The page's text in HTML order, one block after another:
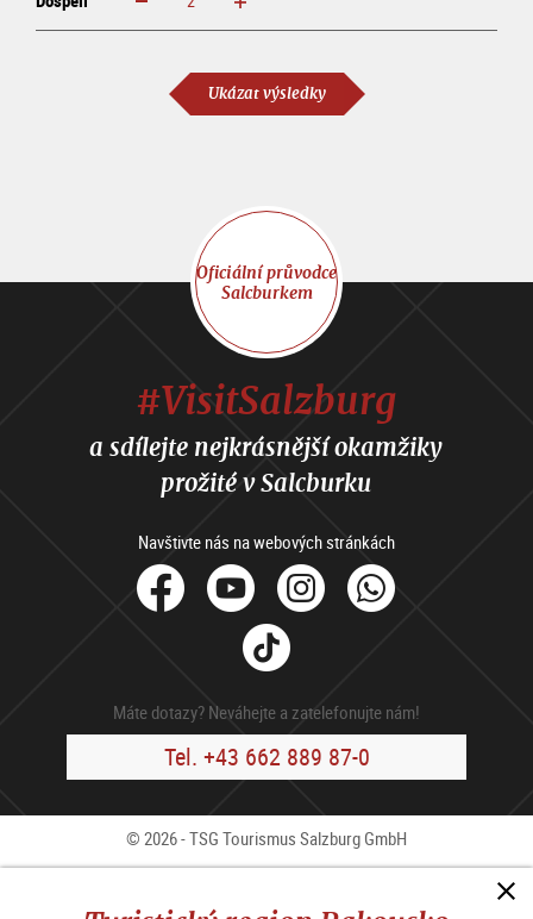
Ukázat výsledky
Oficiální průvodce
Salcburkem
#VisitSalzburg
a sdílejte nejkrásnější okamžiky
prožité v Salcburku
Navštivte nás na webových stránkách
facebook
YoutubeInstagram
Tik
Tok
Máte dotazy? Neváhejte a zatelefonujte nám!
Tel. +43 662 889 87-0
© 2026 - TSG Tourismus Salzburg GmbH